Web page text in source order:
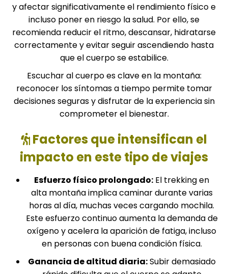
y afectar significativamente el rendimiento físico e
incluso poner en riesgo la salud. Por ello, se
recomienda reducir el ritmo, descansar, hidratarse
correctamente y evitar seguir ascendiendo hasta
que el cuerpo se estabilice.
Escuchar al cuerpo es clave en la montaña:
reconocer los síntomas a tiempo permite tomar
decisiones seguras y disfrutar de la experiencia sin
comprometer el bienestar.
Factores que intensifican el
impacto en este tipo de viajes
Esfuerzo físico prolongado: El trekking en
alta montaña implica caminar durante varias
horas al día, muchas veces cargando mochila.
Este esfuerzo continuo aumenta la demanda de
oxígeno y acelera la aparición de fatiga, incluso
en personas con buena condición física.
Ganancia de altitud diaria:Subir demasiado